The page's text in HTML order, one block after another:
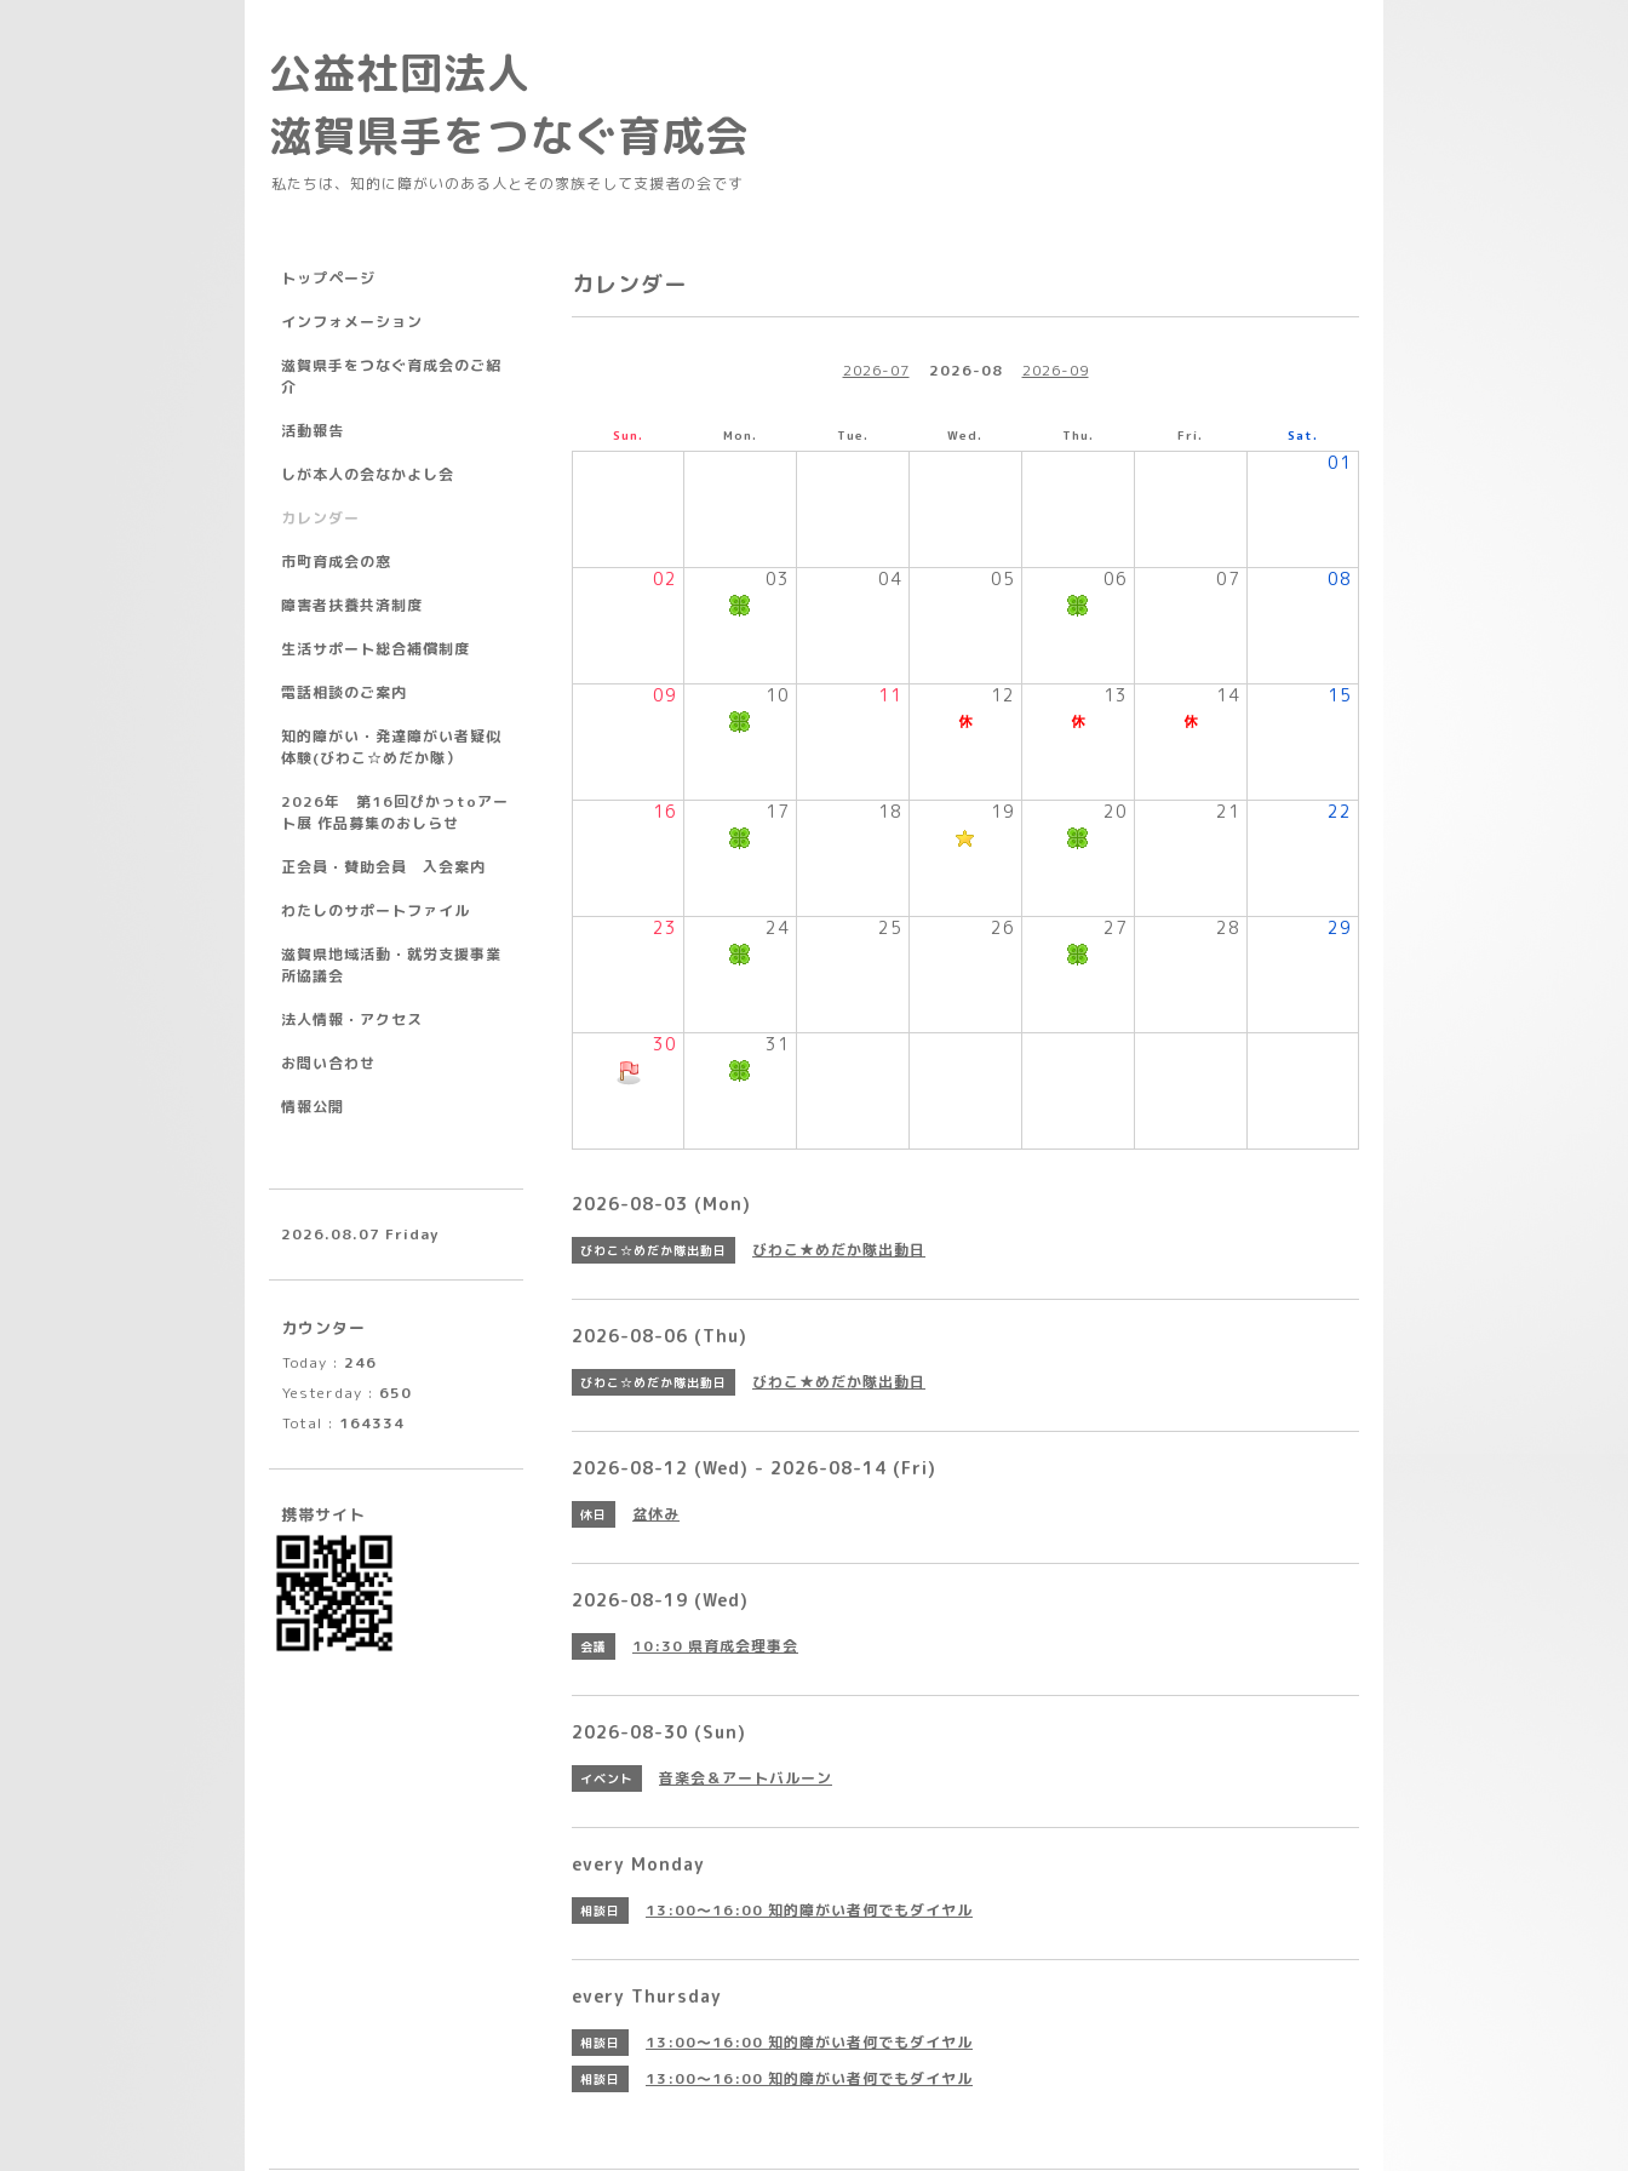
公益社団法人
滋賀県手をつなぐ育成会
私たちは、知的に障がいのある人とその家族そして支援者の会です
カレンダー
2026-07 2026-08 2026-09
Sun. Mon. Tue. Wed. Thu. Fri. Sat.
01
02 03 04 05 06 07 08
09 10 11 12 13 14 15
16 17 18 19 20 21 22
23 24 25 26 27 28 29
30 31
2026-08-03 (Mon)
びわこ☆めだか隊出動日 びわこ★めだか隊出動日
2026-08-06 (Thu)
びわこ☆めだか隊出動日 びわこ★めだか隊出動日
2026-08-12 (Wed) - 2026-08-14 (Fri)
休日 盆休み
2026-08-19 (Wed)
会議 10:30 県育成会理事会
2026-08-30 (Sun)
イベント 音楽会＆アートバルーン
every Monday
相談日 13:00～16:00 知的障がい者何でもダイヤル
every Thursday
相談日 13:00～16:00 知的障がい者何でもダイヤル
相談日 13:00～16:00 知的障がい者何でもダイヤル
トップページ
インフォメーション
滋賀県手をつなぐ育成会のご紹
介
活動報告
しが本人の会なかよし会
カレンダー
市町育成会の窓
障害者扶養共済制度
生活サポート総合補償制度
電話相談のご案内
知的障がい・発達障がい者疑似
体験(びわこ☆めだか隊）
2026年 第16回ぴかっtoアー
ト展 作品募集のおしらせ
正会員・賛助会員 入会案内
わたしのサポートファイル
滋賀県地域活動・就労支援事業
所協議会
法人情報・アクセス
お問い合わせ
情報公開
2026.08.07 Friday
カウンター
Today : 246
Yesterday : 650
Total : 164334
携帯サイト